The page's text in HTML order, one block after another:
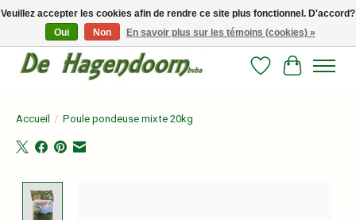
Persoonlijk advies en betrouwbare voeding voor jouw paard!
Liste dePanier
Accueil / Poule pondeuse mixte 20kg
Veuillez accepter les cookies afin de rendre ce site plus fonctionnel. D'accord?
Oui
Non En savoir plus sur les témoins (cookies) »